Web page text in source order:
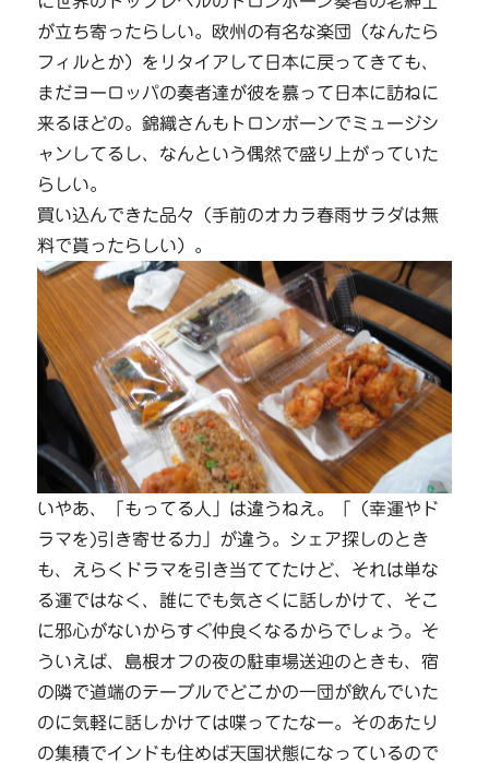
が立ち寄ったらしい。欧州の有名な楽団（なんたら
フィルとか）をリタイアして日本に戻ってきても、
まだヨーロッパの奏者達が彼を慕って日本に訪ねに
来るほどの。錦織さんもトロンボーンでミュージシ
ャンしてるし、なんという偶然で盛り上がっていた
らしい。
買い込んできた品々（手前のオカラ春雨サラダは無
料で貰ったらしい）。
いやあ、「もってる人」は違うねえ。「（幸運やド
ラマを)引き寄せる力」が違う。シェア探しのとき
も、えらくドラマを引き当ててたけど、それは単な
る運ではなく、誰にでも気さくに話しかけて、そこ
に邪心がないからすぐ仲良くなるからでしょう。そ
ういえば、島根オフの夜の駐車場送迎のときも、宿
の隣で道端のテーブルでどこかの一団が飲んでいた
のに気軽に話しかけては喋ってたなー。そのあたり
の集積でインドも住めば天国状態になっているので